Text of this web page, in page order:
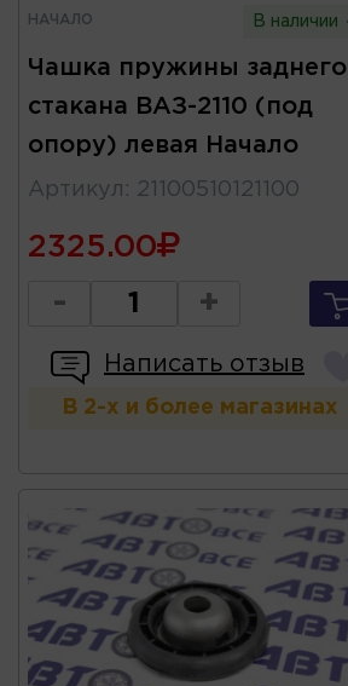
НАЧАЛО В наличии
Чашка пружины заднего
стакана ВАЗ-2110 (под
опору) левая Начало
Артикул : 21100510121100
2325.00
- +
Написать отзыв
В 2-х и более магазинах